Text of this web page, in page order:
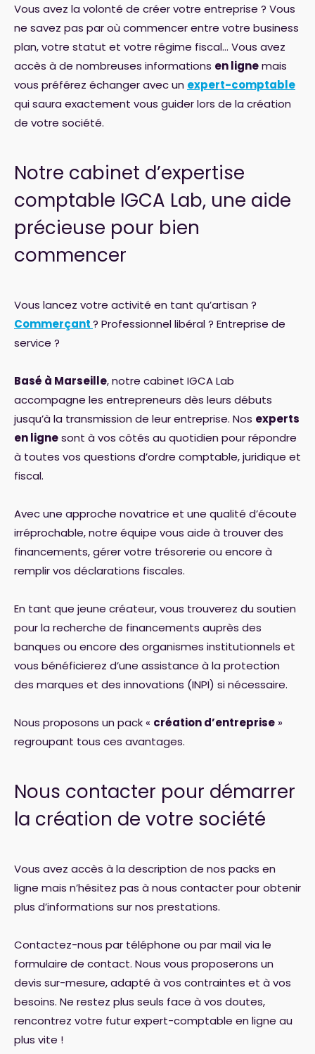
Vous avez la volonté de créer votre entreprise ? Vous
ne savez pas par où commencer entre votre business
plan, votre statut et votre régime fiscal… Vous avez
accès à de nombreuses informations en lignemais
vous préférez échanger avec un expert-comptable
qui saura exactement vous guider lors de la création
de votre société.
Notre cabinet d’expertise
comptable IGCA Lab, une aide
précieuse pour bien
commencer
Vous lancez votre activité en tant qu’artisan ?
Commerçant? Professionnel libéral ? Entreprise de
service ?
Basé à Marseille, notre cabinet IGCA Lab
accompagne les entrepreneurs dès leurs débuts
jusqu’à la transmission de leur entreprise. Nos experts
en lignesont à vos côtés au quotidien pour répondre
à toutes vos questions d’ordre comptable, juridique et
fiscal.
Avec une approche novatrice et une qualité d’écoute
irréprochable, notre équipe vous aide à trouver des
financements, gérer votre trésorerie ou encore à
remplir vos déclarations fiscales.
En tant que jeune créateur, vous trouverez du soutien
pour la recherche de financements auprès des
banques ou encore des organismes institutionnels et
vous bénéficierez d’une assistance à la protection
des marques et des innovations (INPI) si nécessaire.
Nous proposons un pack « création d’entreprise »
regroupant tous ces avantages.
Nous contacter pour démarrer
la création de votre société
Vous avez accès à la description de nos packs en
ligne mais n’hésitez pas à nous contacter pour obtenir
plus d’informations sur nos prestations.
Contactez-nous par téléphone ou par mail via le
formulaire de contact. Nous vous proposerons un
devis sur-mesure, adapté à vos contraintes et à vos
besoins. Ne restez plus seuls face à vos doutes,
rencontrez votre futur expert-comptable en ligne au
plus vite !